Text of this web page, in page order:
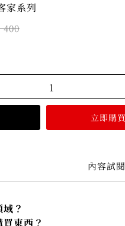
家系列
400
內容試閱
？
西？